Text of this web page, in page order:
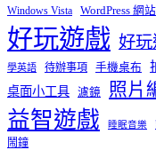
Windows Vista WordPress 網
好玩遊戲 好玩
學英語 待辦事項 手機桌布
桌面小工具 濾鏡 照片
益智遊戲 睡眠音樂
鬧鐘